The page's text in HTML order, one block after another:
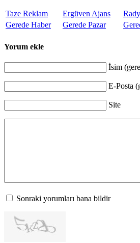
Taze Reklam Ergüven Ajans
Gerede Haber
Gerede Pazar
Yorum ekle
İsim
E-Posta
Site
Sonraki yorumları bana bildir